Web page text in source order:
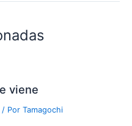
viene
/ PorTamagochi